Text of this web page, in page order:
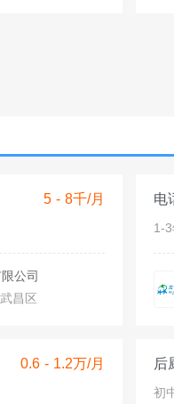
5 - 8千/月
公司
武昌区
电
1-
0.6 - 1.2万/月 后
初